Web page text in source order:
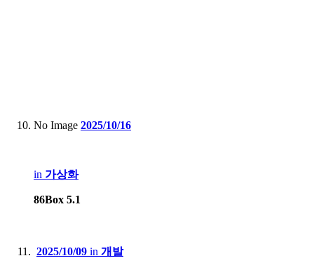
No Image 2025/10/16
in 가상화
86Box 5.1
2025/10/09 in 개발